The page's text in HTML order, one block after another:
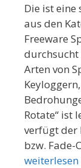
Die ist eine
aus den
Freeware
durchsucht
Arten von
Rotate“ ist
verfügt der
bzw.
weiterlesen